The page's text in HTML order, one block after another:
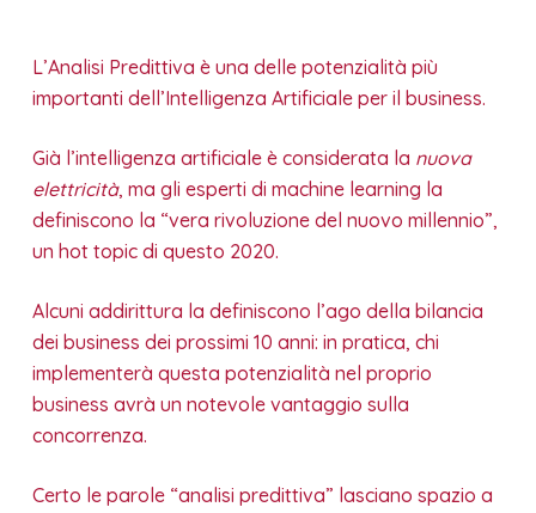
L’Analisi Predittiva è una delle potenzialità più
importanti dell’Intelligenza Artificiale per il business.
Già l’intelligenza artificiale è considerata la nuova
elettricità, ma gli esperti di machine learning la
definiscono la “vera rivoluzione del nuovo millennio”,
un hot topic di questo 2020.
Alcuni addirittura la definiscono l’ago della bilancia
dei business dei prossimi 10 anni: in pratica, chi
implementerà questa potenzialità nel proprio
business avrà un notevole vantaggio sulla
concorrenza.
Certo le parole “analisi predittiva” lasciano spazio a